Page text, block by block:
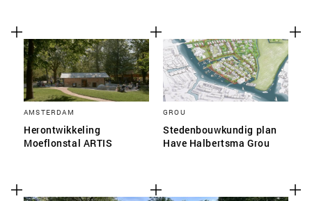
AMSTERDAM
Herontwikkeling
Moeflonstal ARTIS
GROU
Stedenbouwkundig plan
Have Halbertsma Grou